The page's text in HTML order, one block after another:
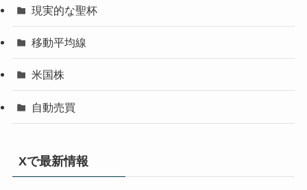
現実的な聖杯
移動平均線
米国株
自動売買
Xで最新情報